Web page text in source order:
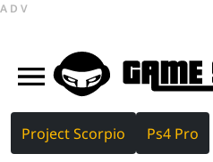
ADV
Project Scorpio Ps4 Pro